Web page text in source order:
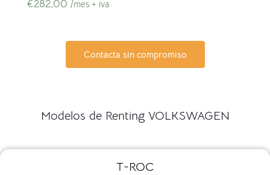
€282,00 /mes + iva
Contacta sin compromiso
Modelos de Renting VOLKSWAGEN
T-ROC